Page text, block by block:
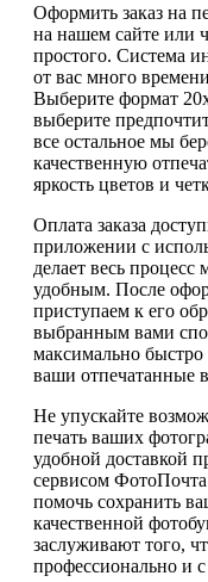
Оформить заказ на
на нашем сайте или
простого. Система
от вас много
Выберите формат
выберите
все остальное мы
качественную
яркость цветов и
Оплата заказа
приложении с
делает весь
удобным. После
приступаем к его
выбранным вами
максимально быстро
ваши отпечатанные
Не упускайте
печать ваших
удобной доставкой
сервисом
помочь сохранить
качественной
заслуживают того,
профессионально и с